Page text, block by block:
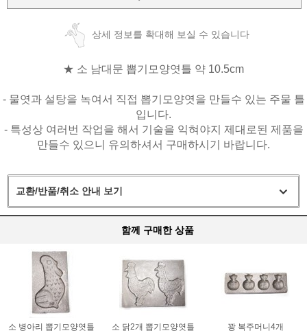
상세 정보를 확대해 보실 수 있습니다
★ 소 남대문 뽑기모양엿틀 약 10.5cm
- 물엿과 설탕을 녹여서 직접 뽑기모양엿을 만들수 있는 주물 틀
입니다.
- 특성상 여러번 작업을 해서 기술을 익혀야지 제대로된 제품을
만들수 있으니 유의하셔서 구매하시기 바랍니다.
교환/반품/취소 안내 보기
함께 구매한 상품
소 병아리 뽑기모양엿틀
소 닭2개 뽑기모양엿틀
꽝 복주머니4개